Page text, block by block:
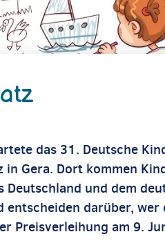
das 31. Deutsche
in Gera. Dort kommen
Deutschland und dem
entscheiden darüber, wer
Preisverleihung am 9.